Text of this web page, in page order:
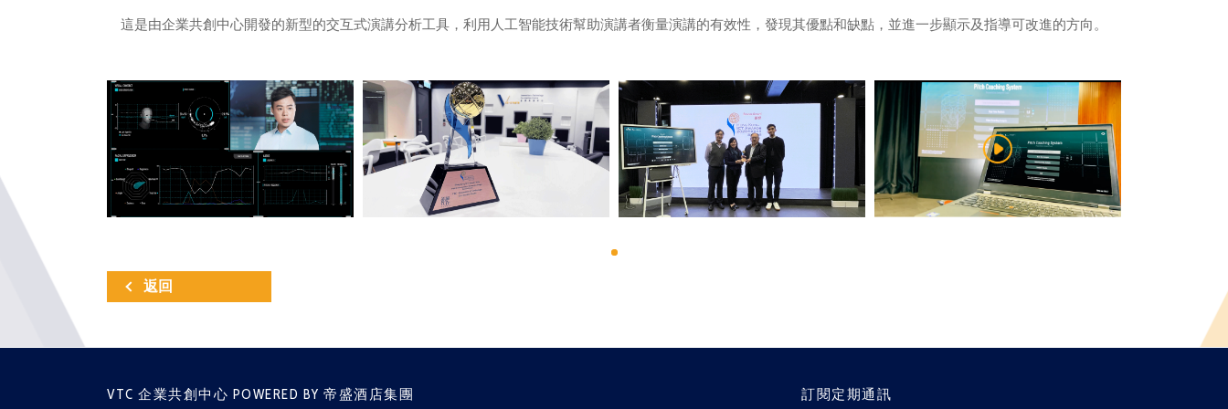
這是由企業共創中心開發的新型的交互式演講分析工具，利用人工智能技術幫助演講者衡量演講的有效性，發現其優點和缺點，並進一步顯示及指導可改進的方向。
返回
訂閱定期通訊
VTC 企業共創中心 POWERED BY 帝盛酒店集團